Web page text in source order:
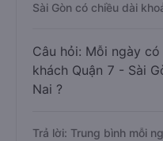
Sài Gòn có chiều dài
Câu hỏi: Mỗi ngày
khách Quận 7 - Sài
Nai ?
Trả lời: Trung bình mỗi